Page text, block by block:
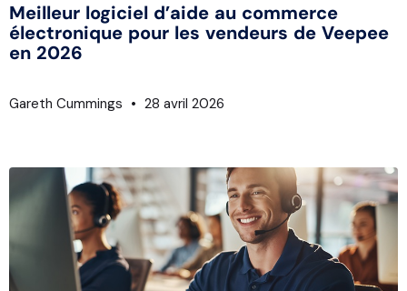
Meilleur logiciel d’aide au commerce
électronique pour les vendeurs de Veepee
en 2026
Gareth Cummings 28 avril 2026